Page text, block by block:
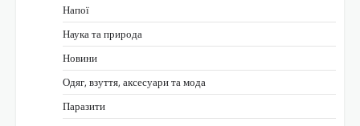
Напої
Наука та природа
Новини
Одяг, взуття, аксесуари та мода
Паразити